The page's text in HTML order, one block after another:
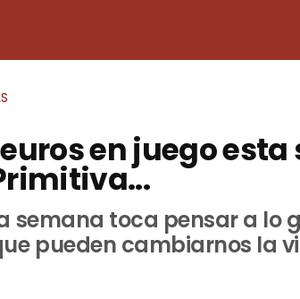
en juego
semana toca pensar a lo
pueden cambiarnos la